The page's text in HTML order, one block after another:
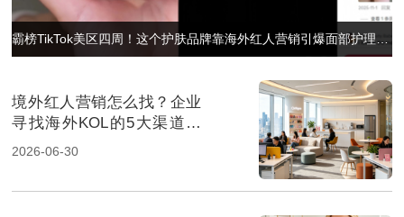
境外红人营销怎么找？企业
寻找海外KOL的5大渠道解
析
2026-06-30